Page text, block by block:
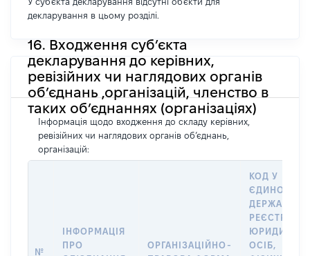
декларування в цьому розділі.
16. Входження суб’єкта
декларування до керівних,
ревізійних чи наглядових органів
об’єднань ,організацій, членство в
таких об’єднаннях (організаціях)
Інформація щодо входження до складу керівних,
ревізійних чи наглядових органів об’єднань,
організацій:
№
ІНФОРМАЦІЯ
ПРО
ОРГАНІЗАЦІЙНО-
КОД У
ЄДИНОМУ
РЕЄСТРІ
ОСІБ,